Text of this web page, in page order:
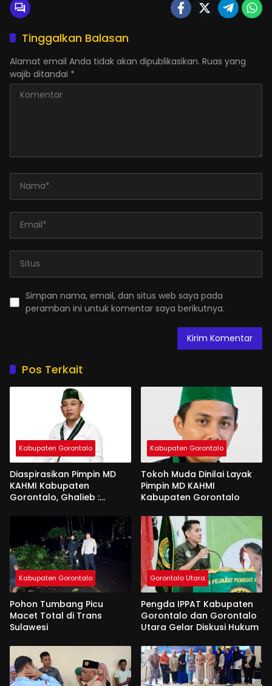
Tinggalkan Balasan
Alamat email Anda tidak akan dipublikasikan. Ruas yang
wajib ditandai *
Simpan nama, email, dan situs web saya pada
peramban ini untuk komentar saya berikutnya.
Pos Terkait
Kabupaten Gorontalo
Diaspirasikan Pimpin MD
KAHMI Kabupaten
Gorontalo, Ghalieb :
Kabupaten Gorontalo
Tokoh Muda Dinilai Layak
Pimpin MD KAHMI
Kabupaten Gorontalo
Kabupaten Gorontalo
Pohon Tumbang Picu
Macet Total di Trans
Sulawesi
Gorontalo Utara
Pengda IPPAT Kabupaten
Gorontalo dan Gorontalo
Utara Gelar Diskusi Hukum